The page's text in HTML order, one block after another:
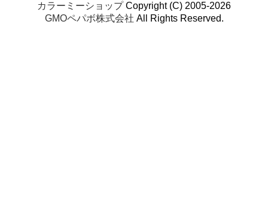
カラーミーショップCopyright (C) 2005-2026
GMOペパボ株式会社 All Rights Reserved.